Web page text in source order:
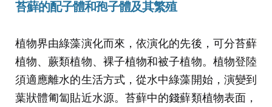
苔蘚的配子體和孢子體及其繁殖
植物界由綠藻演化而來，依演化的先後，可分苔蘚
植物、蕨類植物、裸子植物和被子植物。植物登陸
須適應離水的生活方式，從水中綠藻開始，演變到
葉狀體匍匐貼近水源。苔蘚中的錢蘚類植物表面，